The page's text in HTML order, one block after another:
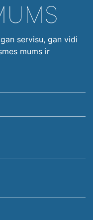
servisu, gan vidi
mums ir